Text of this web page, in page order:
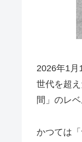
2026年1
世代を超
間」のレ
かつては